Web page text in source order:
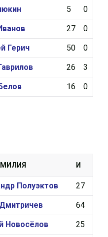
5 0
27 0
Герич 50 0
26 3
16 0
И
Полуэктов 27
64
Новосёлов 25